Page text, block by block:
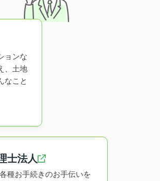
ョンな
、土地
なこと
士法人
種お手続きのお手伝いを